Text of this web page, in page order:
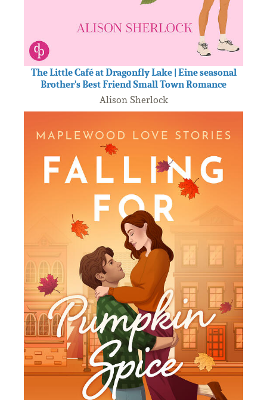
The Little Café at Dragonfly Lake | Eine seasonal
Brother's Best Friend Small Town Romance
Alison Sherlock